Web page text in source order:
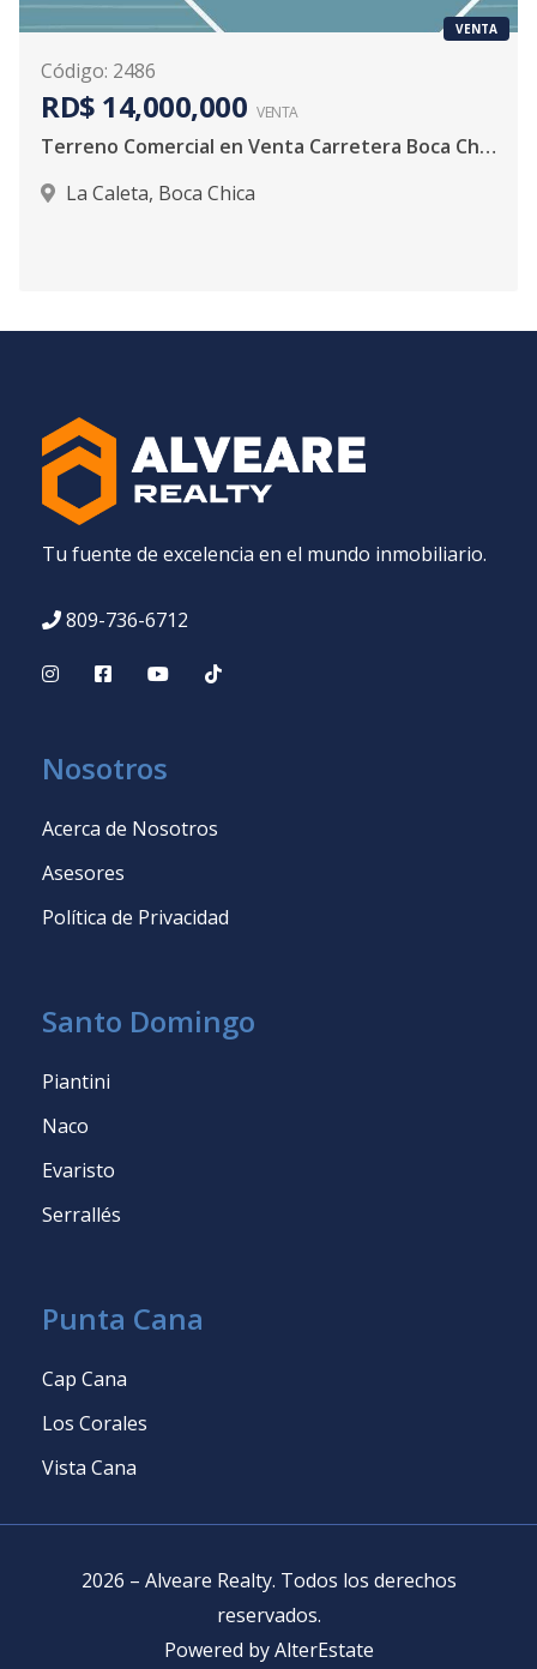
VENTA
Código: 2486
RD$ 14,000,000 VENTA
Terreno Comercial en Venta Carretera Boca Chica
La Caleta, Boca Chica
Tu fuente de excelencia en el mundo inmobiliario.
809-736-6712
Nosotros
Acerca de Nosotros
Asesores
Política de Privacidad
Santo Domingo
Piantini
Naco
Evaristo
Serrallés
Punta Cana
Cap Cana
Los Corales
Vista Cana
2026 – Alveare Realty. Todos los derechos
reservados.
Powered by AlterEstate